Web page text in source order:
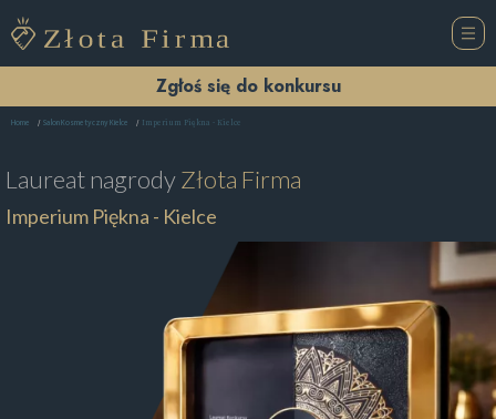
Zgłoś się do konkursu
Home Salon Kosmetyczny Kielce Imperium Piękna - Kielce
Laureat nagrodyZłota Firma
Imperium Piękna - Kielce